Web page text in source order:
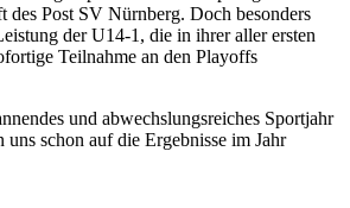
des Post SV Nürnberg. Doch besonders
der U14-1, die in ihrer aller ersten
Teilnahme an den Playoffs
und abwechslungsreiches Sportjahr
schon auf die Ergebnisse im Jahr